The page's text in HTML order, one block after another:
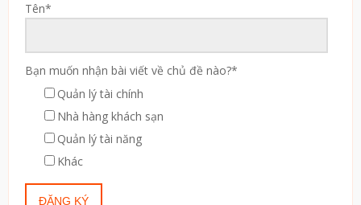
Tên*
Bạn muốn nhận bài viết về chủ đề nào?*
Quản lý tài chính
Nhà hàng khách sạn
Quản lý tài năng
Khác